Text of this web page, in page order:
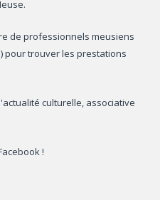
de professionnels meusiens
pour trouver les prestations
culturelle, associative
!